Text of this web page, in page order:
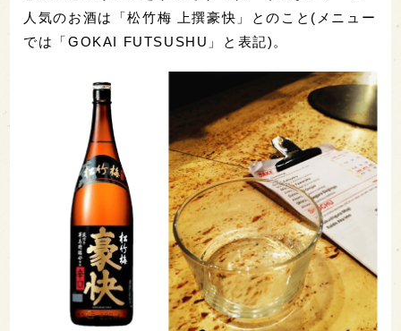
人気のお酒は「松竹梅 上撰豪快」とのこと(メニュー
では「GOKAI FUTSUSHU」と表記)。